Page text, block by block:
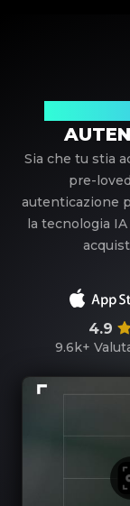
Sia che tu stia
pre-
autenticazione
la tecnologia
4.9
9.6k+